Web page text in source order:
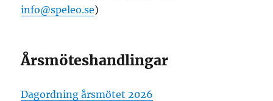
info@speleo.se)
Årsmöteshandlingar
Dagordning årsmötet 2026